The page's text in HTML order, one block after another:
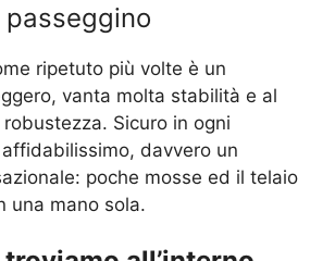
passeggino
ripetuto più volte è un
vanta molta stabilità e al
Sicuro in ogni
davvero un
poche mosse ed il telaio
una mano sola.